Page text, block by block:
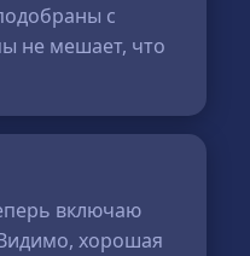
с
не мешает, что
включаю
хорошая